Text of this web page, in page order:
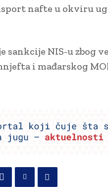
nafte u okviru
sankcije NIS-u zbog
i mađarskog